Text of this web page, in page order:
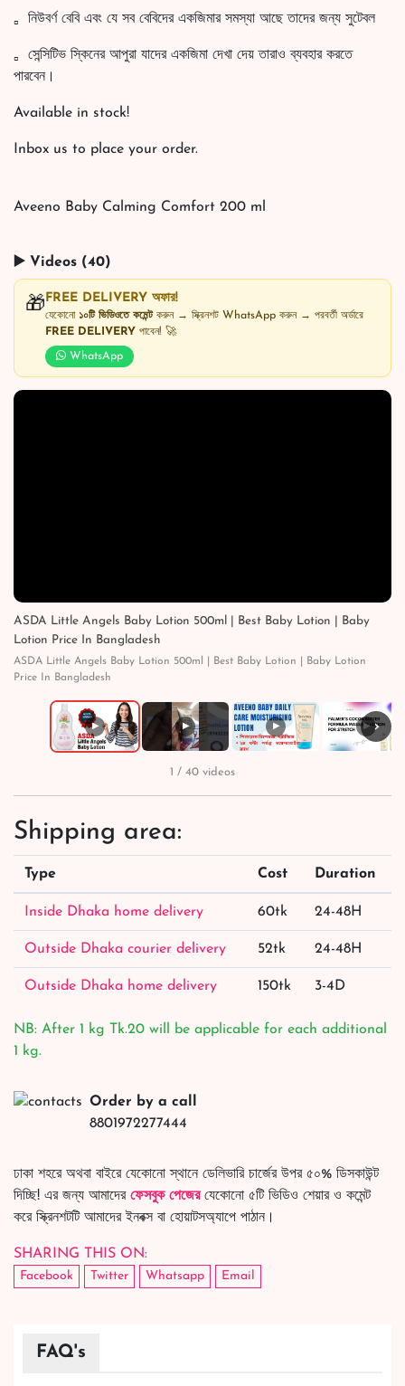
নিউবর্ণ বেবি এবং যে সব বেবিদের একজিমার সমস্যা আছে তাদের জন্য সুটেবল
সেন্সিটিভ স্কিনের আপুরা যাদের একজিমা দেখা দেয় তারাও ব্যবহার করতে
পারবেন।
Available in stock!
Inbox us to place your order.
Aveeno Baby Calming Comfort 200 ml
▶️ Videos (40)
🎁 FREE DELIVERY অফার!
যেকোনো ১০টি ভিডিওতে কমেন্টকরুন → স্ক্রিনশট WhatsApp করুন → পরবর্তী অর্ডারে
FREE DELIVERY পাবেন! 🚀
WhatsApp
ASDA Little Angels Baby Lotion 500ml | Best Baby Lotion | Baby
Lotion Price In Bangladesh
ASDA Little Angels Baby Lotion 500ml | Best Baby Lotion | Baby Lotion
Price In Bangladesh
▶ ▶ ▶ ▶ ›
1 / 40 videos
Shipping area:
Type Cost Duration
Inside Dhaka home delivery 60tk 24-48H
Outside Dhaka courier delivery 52tk 24-48H
Outside Dhaka home delivery 150tk 3-4D
NB: After 1 kg Tk.20 will be applicable for each additional
1 kg.
Order by a call
8801972277444
ঢাকা শহরে অথবা বাইরে যেকোনো স্থানে ডেলিভারি চার্জের উপর ৫০% ডিসকাউন্ট
দিচ্ছি! এর জন্য আমাদের ফেসবুক পেজেরযেকোনো ৫টি ভিডিও শেয়ার ও কমেন্ট
করে স্ক্রিনশটটি আমাদের ইনবক্স বা হোয়াটসঅ্যাপে পাঠান।
SHARING THIS ON:
Facebook Twitter Whatsapp Email
FAQ's